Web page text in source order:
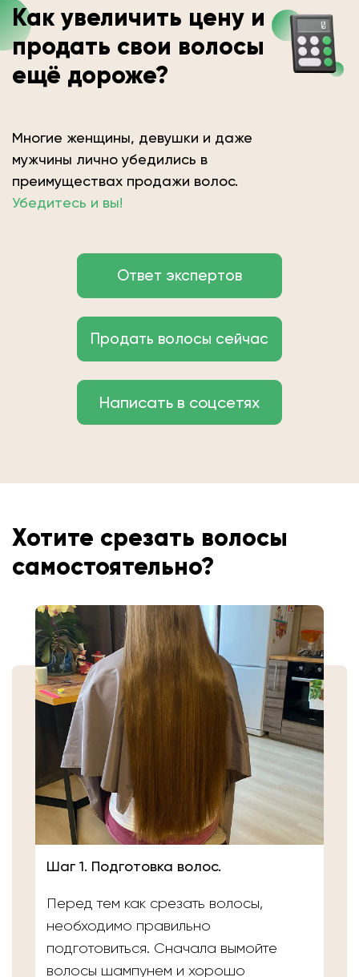
Как увеличить цену и
продать свои волосы
ещё дороже?
Многие женщины, девушки и даже
мужчины лично убедились в
преимуществах продажи волос.
Убедитесь и вы!
Ответ экспертов
Продать волосы сейчас
Написать в соцсетях
Хотите срезать волосы
самостоятельно?
Шаг 1. Подготовка волос.
Перед тем как срезать волосы,
необходимо правильно
подготовиться. Сначала вымойте
волосы шампунем и хорошо